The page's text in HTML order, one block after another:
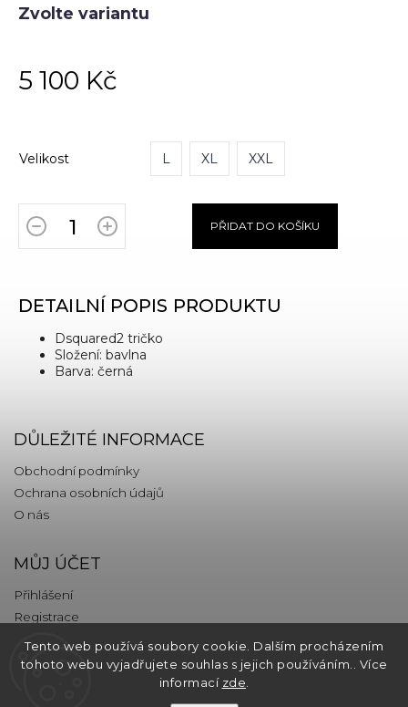
Tento web používá soubory cookie. Dalším procházením
tohoto webu vyjadřujete souhlas s jejich používáním.. Více
informací zde
Velikost L XL XXL
5 100 Kč
Zvolte variantu
PŘIDAT DO KOŠÍKU
DETAILNÍ POPIS PRODUKTU
Dsquared2 tričko
Složení: bavlna
Barva: černá
DŮLEŽITÉ INFORMACE
Obchodní podmínky
Ochrana osobních údajů
O nás
MŮJ ÚČET
Přihlášení
Registrace
KONTAKT